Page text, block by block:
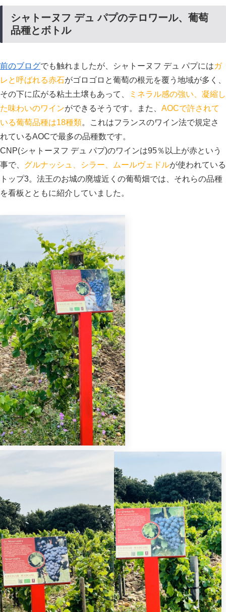
シャトーヌフ デュ パプのテロワール、葡萄
品種とボトル
前のブログでも触れましたが、シャトーヌフ デュ パプにはガ
レと呼ばれる赤石がゴロゴロと葡萄の根元を覆う地域が多く、
その下に広がる粘土土壌もあって、
ミネラル感の強い、凝縮し
た味わいのワインができるそうです。また、 AOCで許されて
いる葡萄品種は18種類。これはフランスのワイン法で規定さ
れているAOCで最多の品種数です。
CNP(シャトーヌフ デュ パプ)のワインは95％以上が赤という
事で、 グルナッシュ、シラー、ムールヴェドルが使われている
トップ3。法王のお城の廃墟近くの葡萄畑では、それらの品種
を看板とともに紹介していました。